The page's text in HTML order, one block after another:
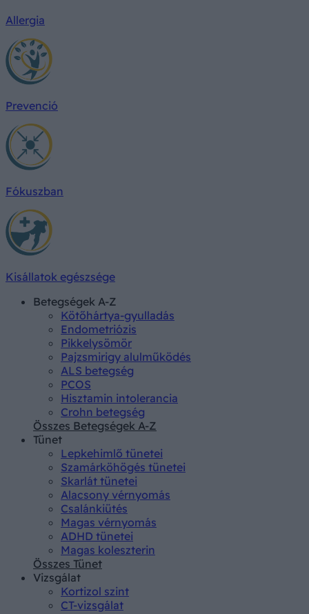
Allergia
Prevenció
Fókuszban
Kisállatok egészsége
Betegségek A-Z
Kötőhártya-gyulladás
Endometriózis
Pikkelysömör
Pajzsmirigy alulműködés
ALS betegség
PCOS
Hisztamin intolerancia
Crohn betegség
Összes Betegségek A-Z
Tünet
Lepkehimlő tünetei
Szamárköhögés tünetei
Skarlát tünetei
Alacsony vérnyomás
Csalánkiütés
Magas vérnyomás
ADHD tünetei
Magas koleszterin
Összes Tünet
Vizsgálat
Kortizol szint
CT-vizsgálat